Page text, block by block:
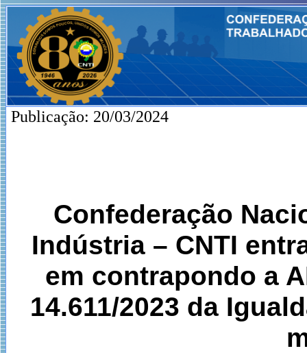
Publicação: 20/03/2024
Confederação
Indústria – CNTI
em contrapondo a
14.611/2023 da